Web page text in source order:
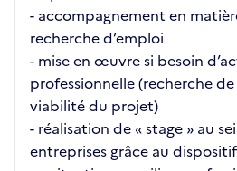
- accompagnement en
recherche d’emploi
- mise en œuvre si besoin
professionnelle (recherche
viabilité du projet)
- réalisation de « stage » au
entreprises grâce au